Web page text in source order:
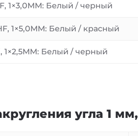
1×3,0MM: Белый / черный
1×5,0MM: Белый / красный
1×2,5MM: Белый / черный
угла 1